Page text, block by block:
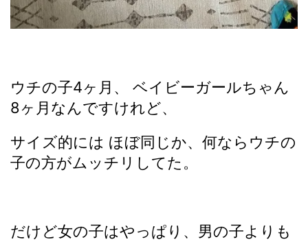
ウチの子4ヶ月、 ベイビーガールちゃん
8ヶ月なんですけれど、
サイズ的には ほぼ同じか、何ならウチの
子の方がムッチリしてた。
だけど女の子はやっぱり、男の子よりも